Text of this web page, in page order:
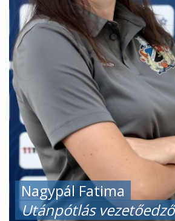
Nagypál Fatima
Utánpótlás vezetőedző